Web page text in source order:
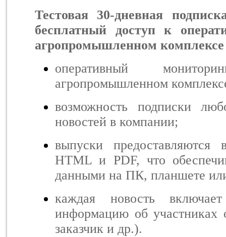
Тестовая 30-дневная
бесплатный доступ к
агропромышленном комплексе
оперативный
агропромышленном
возможность подписки
новостей в компании;
выпуски
HTML и PDF, что
данными на ПК, планшете
каждая новость
информацию об участниках
заказчик и др.).